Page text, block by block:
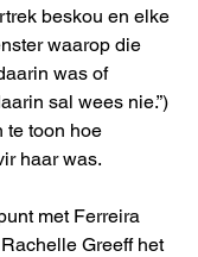
beskou en elke
waarop die
was of
sal wees nie.”)
te toon hoe
haar was.
met Ferreira
Greeff het